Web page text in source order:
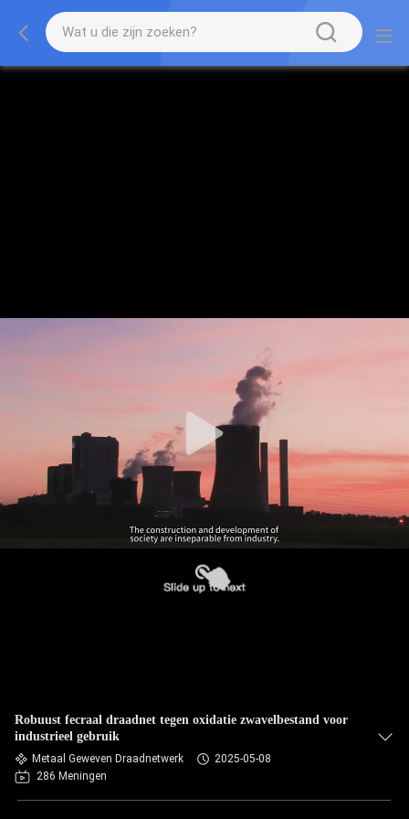
Robuust fecraal draadnet tegen oxidatie zwavelbestand voor
industrieel gebruik
Metaal Geweven Draadnetwerk
2025-05-08
286 Meningen